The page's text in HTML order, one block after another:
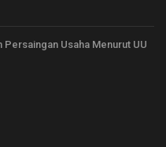
Usaha Menurut UU